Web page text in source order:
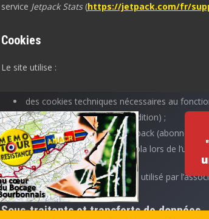
service Jetpack Stats (https://jetpack.com/fr/
Cookies
Le site utilise :
des cookies techniques nécessaires au
maintien de session en mode édition) ;
des cookies déposés parJetpack
des cookies déposés parYapla lors de
Aucun cookie publicitaire tiers n’est utilisé par
Sous-traitants et transferts de données